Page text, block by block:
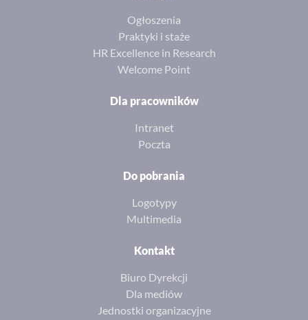
Ogłoszenia
Praktyki i staże
HR Excellence in Research
Welcome Point
Dla pracowników
Intranet
Poczta
Do pobrania
Logotypy
Multimedia
Kontakt
Biuro Dyrekcji
Dla mediów
Jednostki organizacyjne